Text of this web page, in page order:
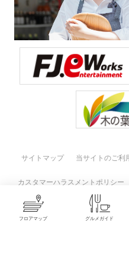
フロアマップ グルメガイド
サイトマップ 当サイトのご利
カスタマーハラスメントポリシー
© PARK PLACE